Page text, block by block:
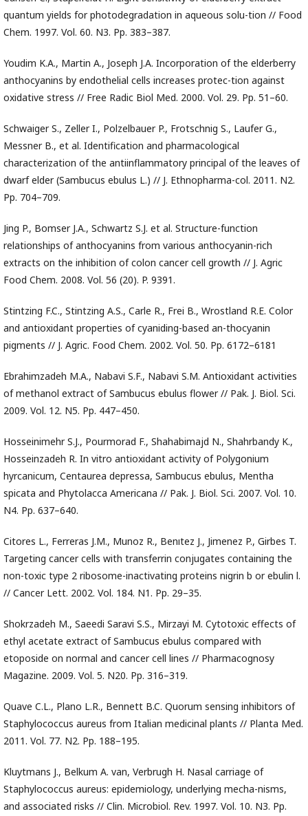
quantum yields for photodegradation in aqueous solu-tion // Food
Chem. 1997. Vol. 60. N3. Pp. 383–387.
Youdim K.A., Martin A., Joseph J.A. Incorporation of the elderberry
anthocyanins by endothelial cells increases protec-tion against
oxidative stress // Free Radic Biol Med. 2000. Vol. 29. Pp. 51–60.
Schwaiger S., Zeller I., Polzelbauer P., Frotschnig S., Laufer G.,
Messner B., et al. Identification and pharmacological
characterization of the antiinflammatory principal of the leaves of
dwarf elder (Sambucus ebulus L.) // J. Ethnopharma-col. 2011. N2.
Pp. 704–709.
Jing P., Bomser J.A., Schwartz S.J. et al. Structure-function
relationships of anthocyanins from various anthocyanin-rich
extracts on the inhibition of colon cancer cell growth // J. Agric
Food Chem. 2008. Vol. 56 (20). P. 9391.
Stintzing F.C., Stintzing A.S., Carle R., Frei B., Wrostland R.E. Color
and antioxidant properties of cyaniding-based an-thocyanin
pigments // J. Agric. Food Chem. 2002. Vol. 50. Pp. 6172–6181
Ebrahimzadeh M.A., Nabavi S.F., Nabavi S.M. Antioxidant activities
of methanol extract of Sambucus ebulus flower // Pak. J. Biol. Sci.
2009. Vol. 12. N5. Pp. 447–450.
Hosseinimehr S.J., Pourmorad F., Shahabimajd N., Shahrbandy K.,
Hosseinzadeh R. In vitro antioxidant activity of Polygonium
hyrcanicum, Centaurea depressa, Sambucus ebulus, Mentha
spicata and Phytolacca Americana // Pak. J. Biol. Sci. 2007. Vol. 10.
N4. Pp. 637–640.
Citores L., Ferreras J.M., Munoz R., Benıtez J., Jimenez P., Girbes T.
Targeting cancer cells with transferrin conjugates containing the
non-toxic type 2 ribosome-inactivating proteins nigrin b or ebulin l.
// Cancer Lett. 2002. Vol. 184. N1. Pp. 29–35.
Shokrzadeh M., Saeedi Saravi S.S., Mirzayi M. Cytotoxic effects of
ethyl acetate extract of Sambucus ebulus compared with
etoposide on normal and cancer cell lines // Pharmacognosy
Magazine. 2009. Vol. 5. N20. Pp. 316–319.
Quave C.L., Plano L.R., Bennett B.C. Quorum sensing inhibitors of
Staphylococcus aureus from Italian medicinal plants // Planta Med.
2011. Vol. 77. N2. Pp. 188–195.
Kluytmans J., Belkum A. van, Verbrugh H. Nasal carriage of
Staphylococcus aureus: epidemiology, underlying mecha-nisms,
and associated risks // Clin. Microbiol. Rev. 1997. Vol. 10. N3. Pp.